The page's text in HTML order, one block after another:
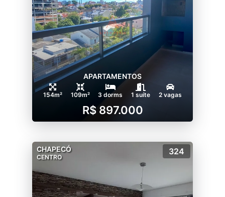
APARTAMENTOS
154m² 109m² 3 dorms 1 suíte 2 vagas
R$ 897.000
CHAPECÓ
CENTRO
324